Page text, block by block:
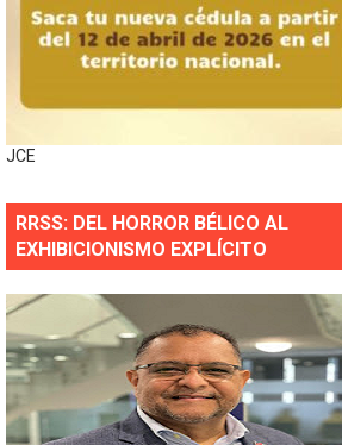
en Manabao
en lo que va de año
y Ejército RD
Justicia.
gobierno
primera mujer presidente de la
JCE
RRSS: DEL HORROR BÉLICO AL
EXHIBICIONISMO EXPLÍCITO